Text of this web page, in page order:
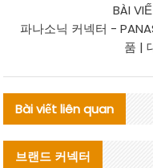
BÀI
파나소닉 커넥터 -
품 |
Bài viết liên quan
브랜드 커넥터